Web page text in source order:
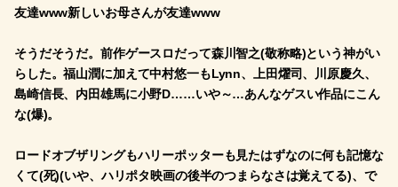
友達www新しいお母さんが友達www
そうだそうだ。前作ゲースロだって森川智之(敬称略)という神がい
らした。福山潤に加えて中村悠一もLynn、上田燿司、川原慶久、
島崎信長、内田雄馬に小野D……いや～…あんなゲスい作品にこん
な(爆)。
ロードオブザリングもハリーポッターも見たはずなのに何も記憶な
くて(死)(いや、ハリポタ映画の後半のつまらなさは覚えてる)、で